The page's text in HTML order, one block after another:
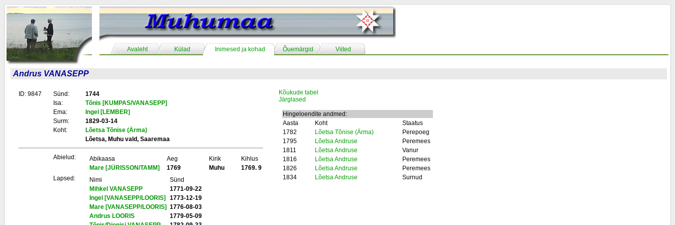
Avaleht Külad Inimesed ja kohad Õuemärgid Viited
Andrus VANASEPP
ID: 9847 Sünd:
1744
Isa:
Tõnis [KUMPAS/VANASEPP]
Ema:
Ingel [LEMBER]
Surm:
1829-03-14
Koht:
Lõetsa Tõnise (Ärma)
Lõetsa, Muhu vald, Saaremaa
Abielud: Abikaasa Aeg Kirik
Kihlus
Mare [JÜRISSON/TAMM]
1769 Muhu
1769. 9
Lapsed:
Nimi
Sünd
Mihkel VANASEPP
1771-09-22
Ingel [VANASEPP/LOORIS]
1773-12-19
Mare [VANASEPP/LOORIS] 1776-08-03
Andrus LOORIS
1779-05-09
Kõukude tabel
Järglased
Hingeloendite andmed:
Aasta
Koht
Staatus
1782
Lõetsa Tõnise (Ärma)
Perepoeg
1795
Lõetsa Andruse
Peremees
1811
Lõetsa Andruse
Vanur
1816
Lõetsa Andruse
Peremees
1826
Lõetsa Andruse
Peremees
1834
Lõetsa Andruse Surnud